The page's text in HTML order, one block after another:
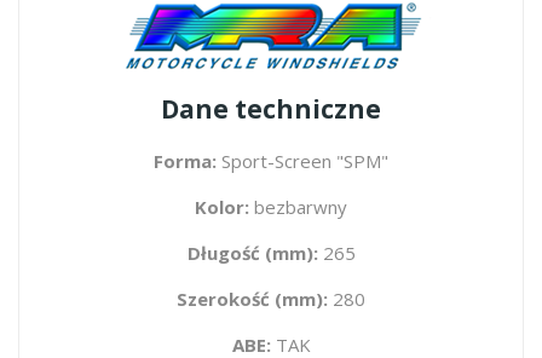
Dane techniczne
Forma: Sport-Screen "SPM"
Kolor: bezbarwny
Długość (mm): 265
Szerokość (mm): 280
ABE: TAK